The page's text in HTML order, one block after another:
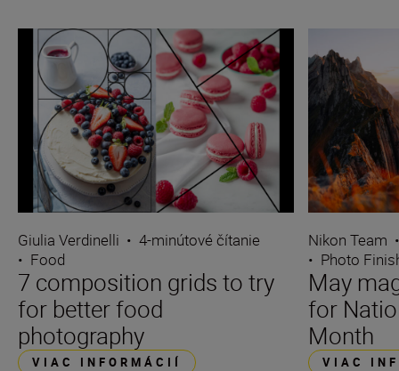
Giulia Verdinelli • 4-minútové čítanie
• Food
7 composition grids to try
for better food
photography
VIAC INFORMÁCIÍ
Nikon Team
• Photo
May
for
Month
VIAC